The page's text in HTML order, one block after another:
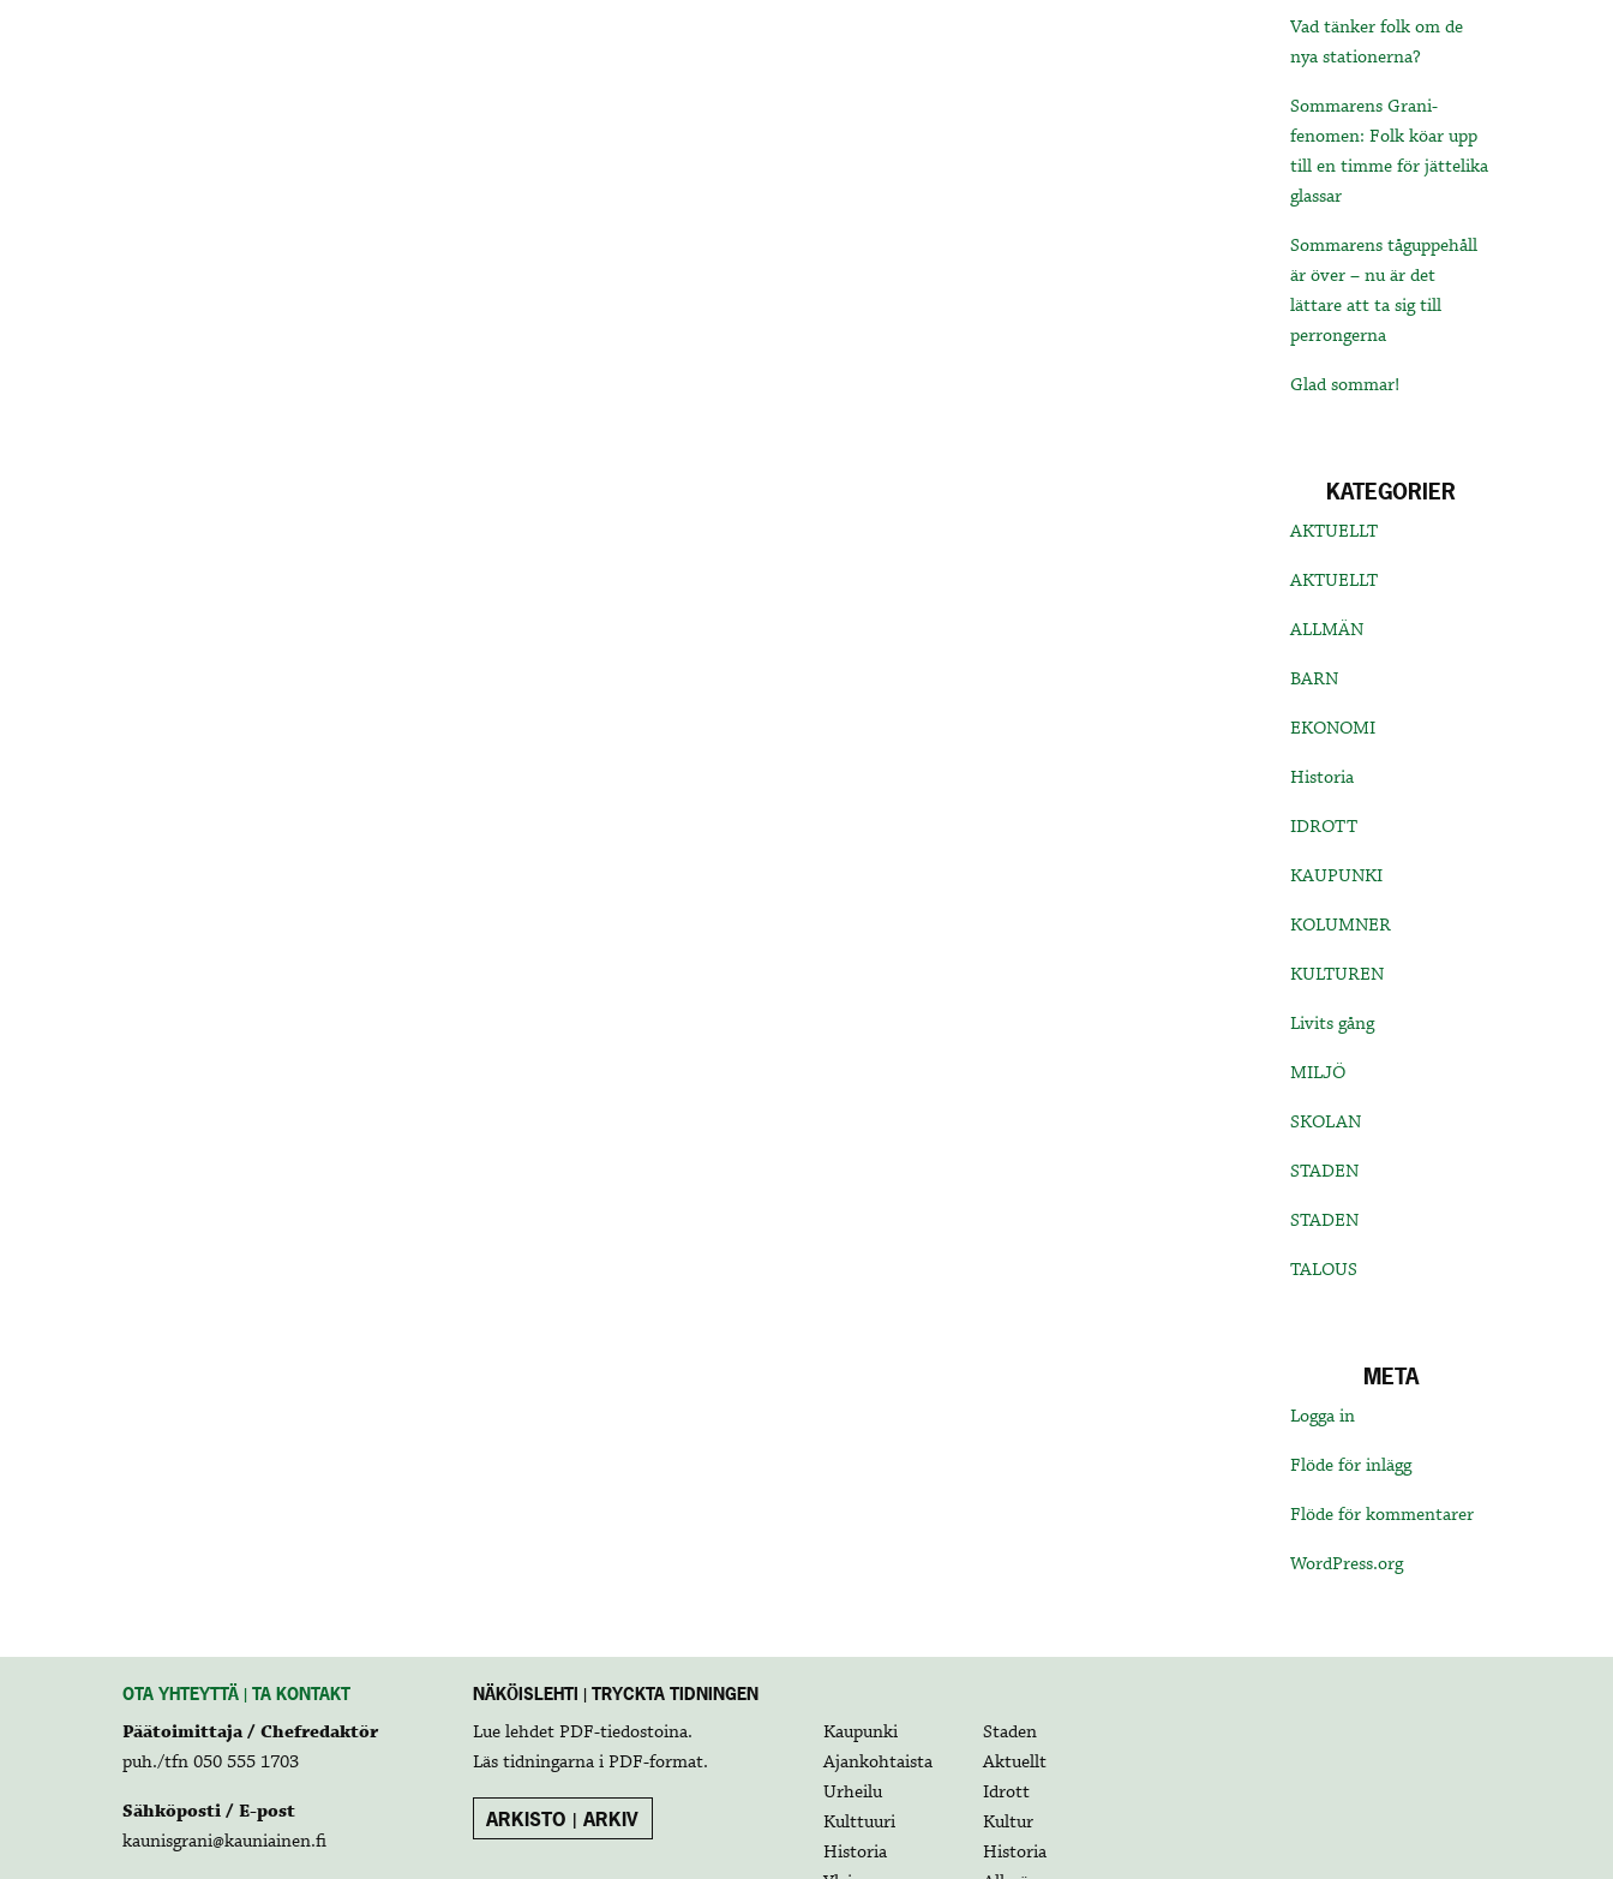
Vad tänker folk om de
nya stationerna?
Sommarens Grani-
fenomen: Folk köar upp
till en timme för jättelika
glassar
Sommarens tåguppehåll
är över – nu är det
lättare att ta sig till
perrongerna
Glad sommar!
KATEGORIER
AKTUELLT
AKTUELLT
ALLMÄN
BARN
EKONOMI
Historia
IDROTT
KAUPUNKI
KOLUMNER
KULTUREN
Livits gång
MILJÖ
SKOLAN
STADEN
STADEN
TALOUS
META
Logga in
Flöde för inlägg
Flöde för kommentarer
WordPress.org
OTA YHTEYTTÄ | TA KONTAKT
Päätoimittaja / Chefredaktör
puh./tfn 050 555 1703
Sähköposti / E-post
kaunisgrani@kauniainen.fi
NÄKÖISLEHTI | TRYCKTA TIDNINGEN
Lue lehdet PDF-tiedostoina.
Läs tidningarna i PDF-format.
ARKISTO | ARKIV
Kaupunki
Staden
Ajankohtaista
Aktuellt
Urheilu
Idrott
Kulttuuri
Kultur
Historia
Historia